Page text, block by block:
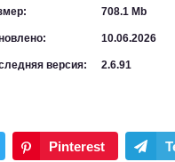
708.1 Mb
10.06.2026
версия: 2.6.91